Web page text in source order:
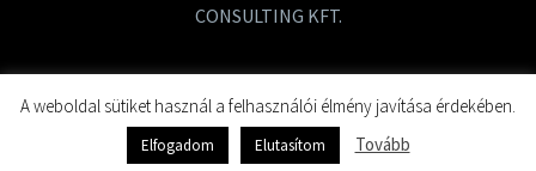
CONSULTING KFT.
2019 ISPIRO – Minden jog fenntartva!
A weboldal sütiket használ a felhasználói élmény javítása érdekében.
Elfogadom Elutasítom Tovább